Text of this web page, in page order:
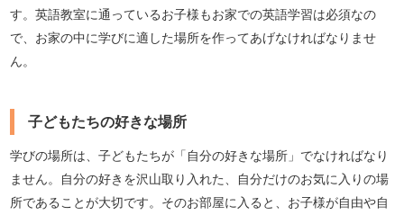
す。英語教室に通っているお子様もお家での英語学習は必須なの
で、お家の中に学びに適した場所を作ってあげなければなりませ
ん。
子どもたちの好きな場所
学びの場所は、子どもたちが「自分の好きな場所」でなければなり
ません。自分の好きを沢山取り入れた、自分だけのお気に入りの場
所であることが大切です。そのお部屋に入ると、お子様が自由や自